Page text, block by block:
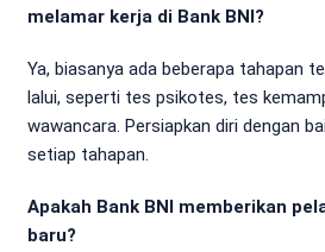
melamar kerja di Bank BNI?
Ya, biasanya ada beberapa tahapan
lalui, seperti tes psikotes, tes
wawancara. Persiapkan diri dengan
setiap tahapan.
Apakah Bank BNI memberikan
baru?